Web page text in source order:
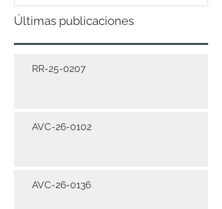
Últimas publicaciones
RR-25-0207
AVC-26-0102
AVC-26-0136